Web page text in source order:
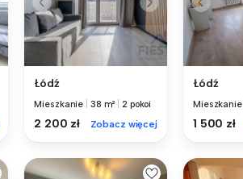
Łódź
Mieszkanie 38 m² |2 pokoi
2 200 zł Zobacz więcej
Łódź
Mieszkanie
1 500 zł